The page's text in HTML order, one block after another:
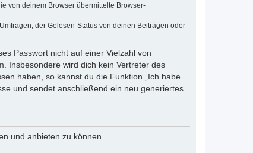
von deinem Browser übermittelte Browser-
der Gelesen-Status von deinen Beiträgen oder
Passwort nicht auf einer Vielzahl von
Insbesondere wird dich kein Vertreter des
haben, so kannst du die Funktion „Ich habe
und sendet anschließend ein neu generiertes
und anbieten zu können.